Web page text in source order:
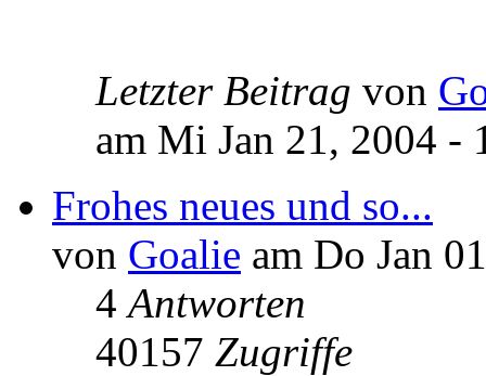
Letzter Beitrag von
am Mi Jan 21, 2004 -
Frohes neues und so...
von Goalie am Do Jan
4Antworten
40157 Zugriffe